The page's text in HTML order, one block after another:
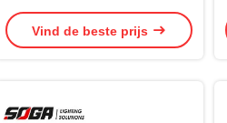
aan die IK08 aansteken
Vind de beste prijs